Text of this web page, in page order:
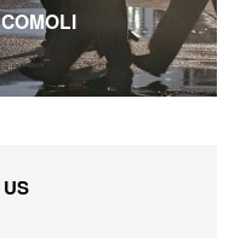
COMOLI